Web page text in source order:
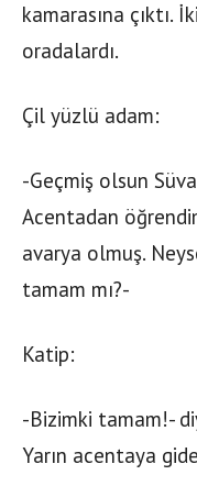
kamarasına çıktı.
oradalardı.
Çil yüzlü adam:
-Geçmiş olsun
Acentadan
avarya olmuş.
tamam mı?-
Katip:
-Bizimki tamam!-
Yarın acentaya